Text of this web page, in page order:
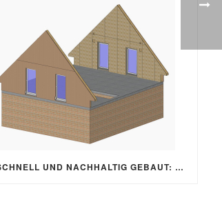
SCHNELL UND NACHHALTIG GEBAUT: DAS HYBRID-HAUS